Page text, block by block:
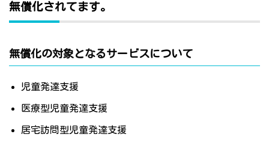
無償化されてます。
無償化の対象となるサービスについて
児童発達支援
医療型児童発達支援
居宅訪問型児童発達支援